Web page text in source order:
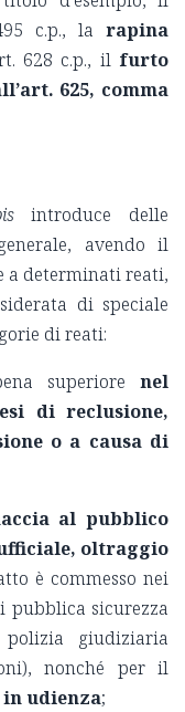
c.p., larapina
628 c.p., il furto
625, comma
introduce delle
avendo il
a determinati reati,
di speciale
di reati:
superiore nel
di reclusione,
o a causa di
al pubblico
oltraggio
è commesso nei
pubblica sicurezza
giudiziaria
nonché per il
udienza;